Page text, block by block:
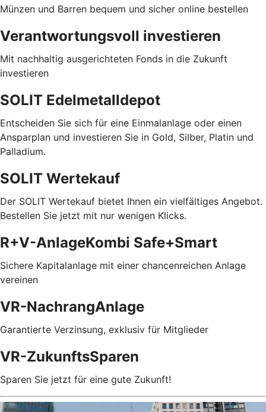
Münzen und Barren bequem und sicher online bestellen
Verantwortungsvoll investieren
Mit nachhaltig ausgerichteten Fonds in die Zukunft
investieren
SOLIT Edelmetalldepot
Entscheiden Sie sich für eine Einmalanlage oder einen
Ansparplan und investieren Sie in Gold, Silber, Platin und
Palladium.
SOLIT Wertekauf
Der SOLIT Wertekauf bietet Ihnen ein vielfältiges Angebot.
Bestellen Sie jetzt mit nur wenigen Klicks.
R+V-AnlageKombi Safe+Smart
Sichere Kapitalanlage mit einer chancenreichen Anlage
vereinen
VR-NachrangAnlage
Garantierte Verzinsung, exklusiv für Mitglieder
VR-ZukunftsSparen
Sparen Sie jetzt für eine gute Zukunft!